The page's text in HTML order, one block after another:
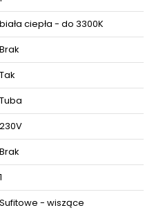
60 cm
moduł LED (zainstalowany na
CRI: >80
i objęty jest
oraz elementy niezbędne
biała ciepła - do 3300K
Brak
Tak
Tuba
230V
Brak
1
Sufitowe - wiszące